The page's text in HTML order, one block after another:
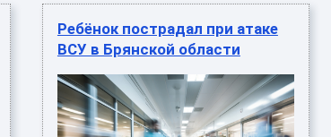
Ребёнок пострадал при атаке
ВСУ в Брянской области